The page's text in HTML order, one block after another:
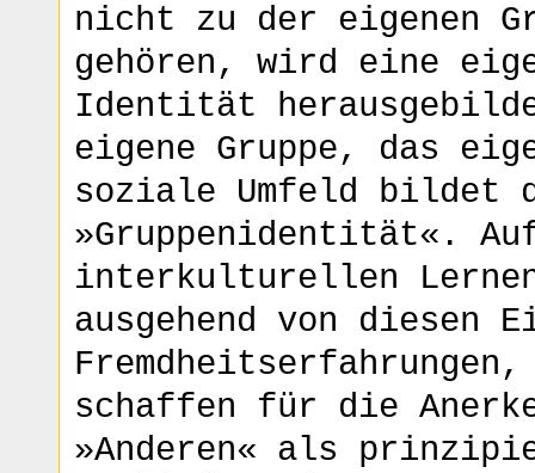
nicht zu der eigenen
gehören, wird eine
Identität
eigene Gruppe, das
soziale Umfeld bildet
»Gruppenidentität«.
interkulturellen
ausgehend von diesen
Fremdheitserfahrungen,
schaffen für die
»Anderen« als